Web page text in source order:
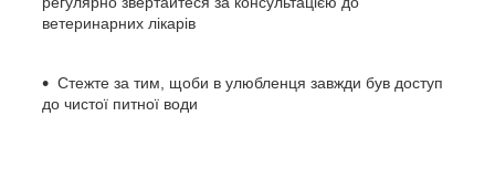
ветеринарних лікарів
Стежте за тим, щоби в улюбленця завжди був доступ
до чистої питної води